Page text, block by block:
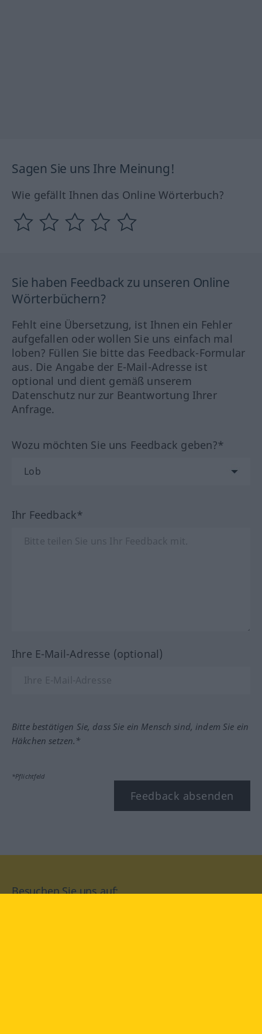
Sagen Sie uns Ihre Meinung!
Wie gefällt Ihnen das Online Wörterbuch?
Sie haben Feedback zu unseren Online
Wörterbüchern?
Fehlt eine Übersetzung, ist Ihnen ein Fehler
aufgefallen oder wollen Sie uns einfach mal
loben? Füllen Sie bitte das Feedback-Formular
aus. Die Angabe der E-Mail-Adresse ist
optional und dient gemäß unserem
Datenschutz nur zur Beantwortung Ihrer
Anfrage.
Wozu möchten Sie uns Feedback geben?*
Ihr Feedback*
Ihre E-Mail-Adresse (optional)
Bitte bestätigen Sie, dass Sie ein Mensch sind, indem Sie ein
Häkchen setzen.*
*Pflichtfeld
Feedback absenden
Besuchen Sie uns auf: